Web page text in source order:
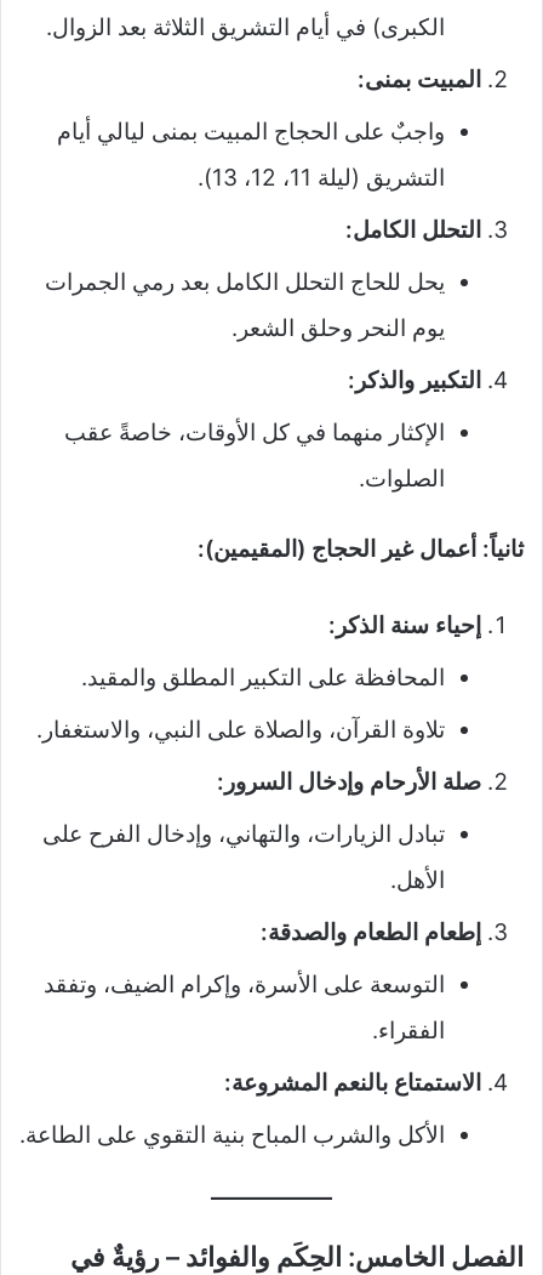
الكبرى) في أيام التشريق الثلاثة بعد الزوال.
المبيت بمنى:
واجبٌ على الحجاج المبيت بمنى ليالي أيام
التشريق (ليلة 11، 12، 13).
التحلل الكامل:
يحل للحاج التحلل الكامل بعد رمي الجمرات
يوم النحر وحلق الشعر.
التكبير والذكر:
الإكثار منهما في كل الأوقات، خاصةً عقب
الصلوات.
ثانياً: أعمال غير الحجاج (المقيمين):
إحياء سنة الذكر:
المحافظة على التكبير المطلق والمقيد.
تلاوة القرآن، والصلاة على النبي، والاستغفار.
صلة الأرحام وإدخال السرور:
تبادل الزيارات، والتهاني، وإدخال الفرح على
الأهل.
إطعام الطعام والصدقة:
التوسعة على الأسرة، وإكرام الضيف، وتفقد
الفقراء.
الاستمتاع بالنعم المشروعة:
الأكل والشرب المباح بنية التقوي على الطاعة.
الفصل الخامس: الحِكَم والفوائد – رؤيةٌ في